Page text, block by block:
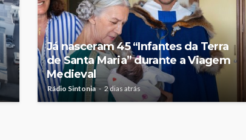
Já nasceram 45 “Infantes da Terra
de Santa Maria” durante a Viagem
Medieval
Rádio Sintonia 2 dias atrás